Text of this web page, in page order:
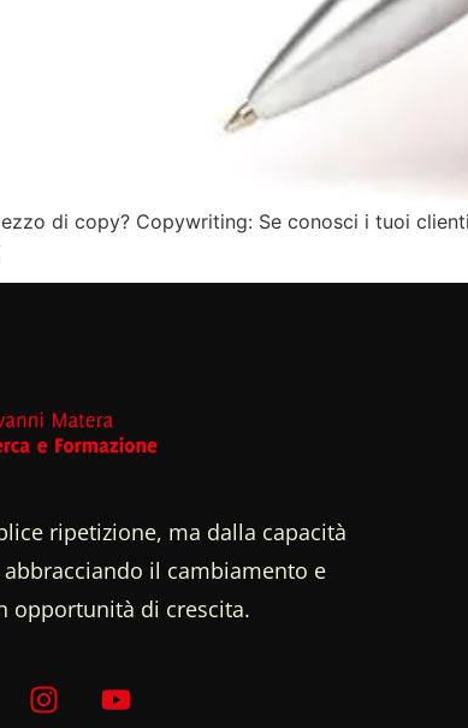
di copy? Copywriting: Se conosci i tuoi
ripetizione, ma dalla capacità
il cambiamento e
opportunità di crescita.